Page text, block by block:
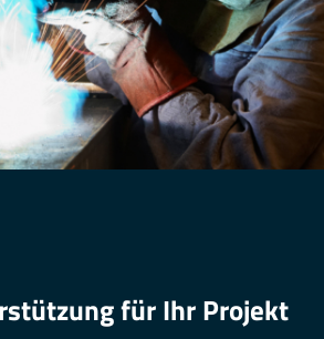
für Ihr Projekt